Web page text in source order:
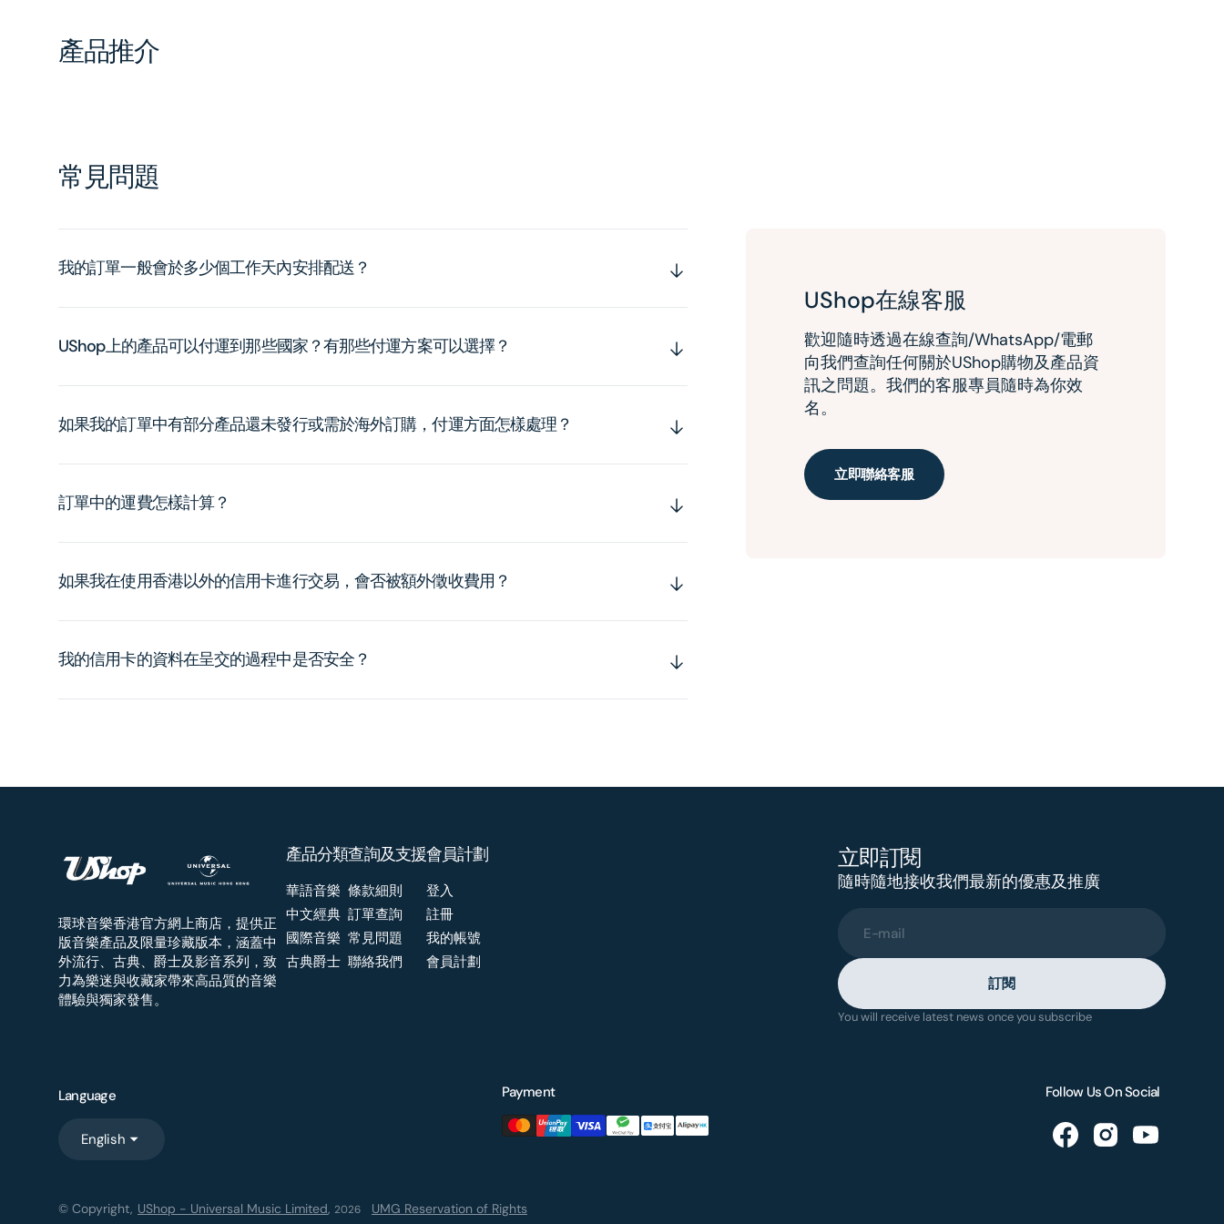
產品推介
常見問題
我的訂單一般會於多少個工作天內安排配送？
UShop上的產品可以付運到那些國家？有那些付運方案可以選擇？
如果我的訂單中有部分產品還未發行或需於海外訂購，付運方面怎樣處理？
訂單中的運費怎樣計算？
如果我在使用香港以外的信用卡進行交易，會否被額外徵收費用？
我的信用卡的資料在呈交的過程中是否安全？
UShop在線客服
歡迎隨時透過在線查詢/WhatsApp/電郵
向我們查詢任何關於UShop購物及產品資
訊之問題。我們的客服專員隨時為你效
名。
立即聯絡客服
環球音樂香港官方網上商店，提供正
版音樂產品及限量珍藏版本，涵蓋中
外流行、古典、爵士及影音系列，致
力為樂迷與收藏家帶來高品質的音樂
體驗與獨家發售。
產品分類
華語音樂
中文經典
國際音樂
古典爵士
查詢及支援
條款細則
訂單查詢
常見問題
聯絡我們
會員計劃
登入
註冊
我的帳號
會員計劃
立即訂閱
隨時隨地接收我們最新的優惠及推廣
E-mail
訂閱
You will receive latest news once you subscribe
Language
English
Payment Follow Us On Social
© Copyright, UShop - Universal Music Limited, 2026 UMG Reservation of Rights